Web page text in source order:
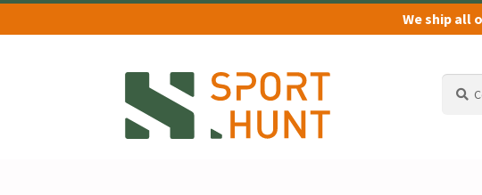
We ship all
alla
navigazione
al
contenuto